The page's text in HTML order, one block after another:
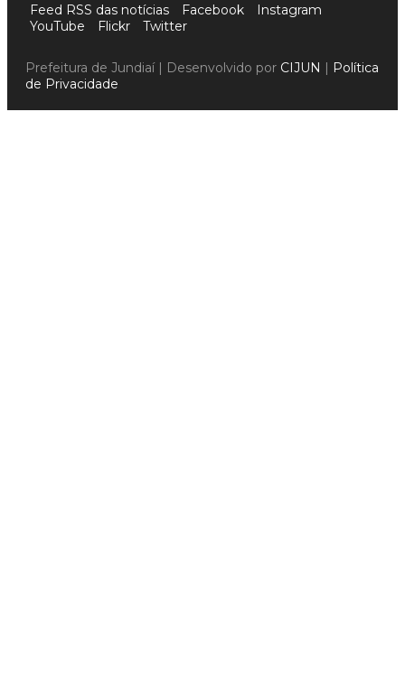
Feed RSS das notícias Facebook
Instagram
YouTube
Flickr Twitter
Prefeitura de Jundiaí | Desenvolvido por CIJUN | Política
de Privacidade